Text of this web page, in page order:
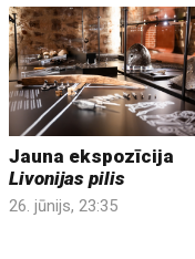
Jauna ekspozīcija
Livonijas pilis
26. jūnijs, 23:35